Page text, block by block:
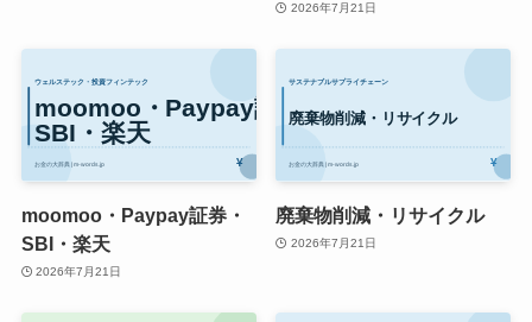
2026年7月21日
moomoo・Paypay証券・
SBI・楽天
2026年7月21日
廃棄物削減・リサイクル
2026年7月21日